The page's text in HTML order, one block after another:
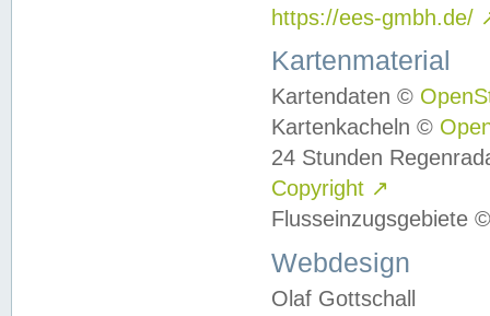
https://ees-gmbh.de/
Kartenmaterial
Kartendaten ©
Kartenkacheln ©
24 Stunden
Copyright ↗
Flusseinzugsgebiete
Webdesign
Olaf Gottschall